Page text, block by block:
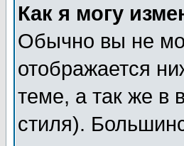
Как я могу
Обычно вы не
отображается
теме, а так же в
стиля).